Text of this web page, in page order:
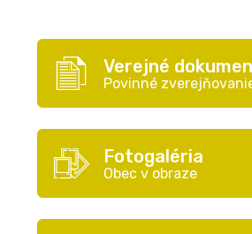
Verejné
Povinné
Fotogaléria
Obec v obraze